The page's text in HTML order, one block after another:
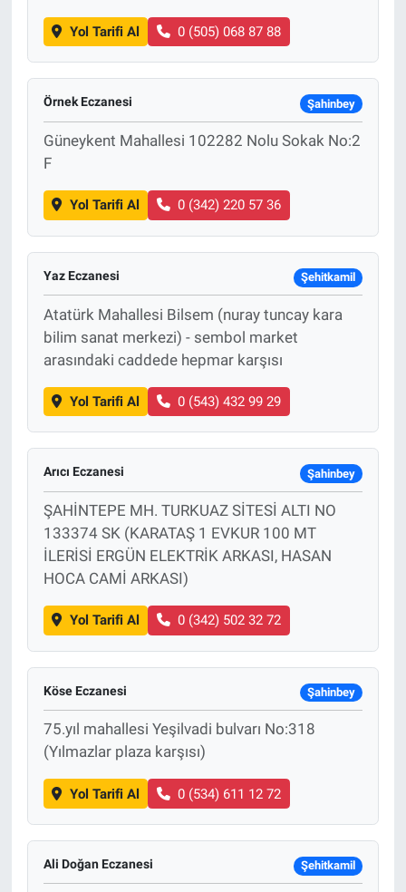
Yol Tarifi Al 0 (505) 068 87 88
Örnek Eczanesi Şahinbey
Güneykent Mahallesi 102282 Nolu Sokak No:2
F
Yol Tarifi Al 0 (342) 220 57 36
Yaz Eczanesi Şehitkamil
Atatürk Mahallesi Bilsem (nuray tuncay kara
bilim sanat merkezi) - sembol market
arasındaki caddede hepmar karşısı
Yol Tarifi Al 0 (543) 432 99 29
Arıcı Eczanesi Şahinbey
ŞAHİNTEPE MH. TURKUAZ SİTESİ ALTI NO
133374 SK (KARATAŞ 1 EVKUR 100 MT
İLERİSİ ERGÜN ELEKTRİK ARKASI, HASAN
HOCA CAMİ ARKASI)
Yol Tarifi Al 0 (342) 502 32 72
Köse Eczanesi Şahinbey
75.yıl mahallesi Yeşilvadi bulvarı No:318
(Yılmazlar plaza karşısı)
Yol Tarifi Al 0 (534) 611 12 72
Ali Doğan Eczanesi Şehitkamil